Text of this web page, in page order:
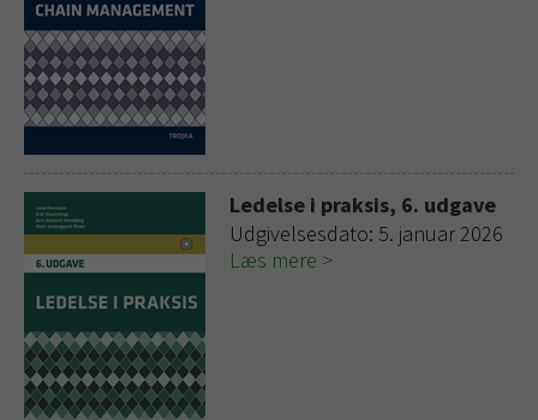
Ledelse i praksis, 6. udgave
Udgivelsesdato: 5. januar 2026
Læs mere